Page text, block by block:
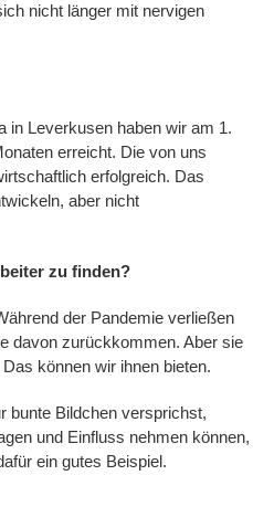
nicht länger mit nervigen
in Leverkusen haben wir am 1.
erreicht. Die von uns
erfolgreich. Das
aber nicht
zu finden?
der Pandemie verließen
davon zurückkommen. Aber sie
können wir ihnen bieten.
bunte Bildchen versprichst,
und Einfluss nehmen können,
ein gutes Beispiel.